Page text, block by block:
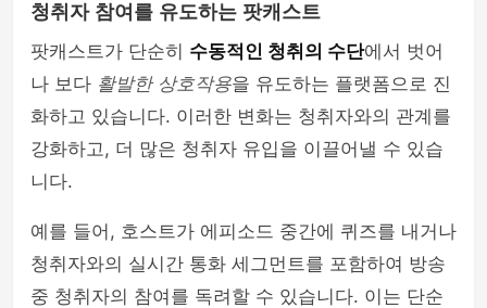
청취자 참여를 유도하는 팟캐스트
팟캐스트가 단순히 수동적인 청취의 수단에서 벗어
나 보다 활발한 상호작용을 유도하는 플랫폼으로 진
화하고 있습니다. 이러한 변화는 청취자와의 관계를
강화하고, 더 많은 청취자 유입을 이끌어낼 수 있습
니다.
예를 들어, 호스트가 에피소드 중간에 퀴즈를 내거나
청취자와의 실시간 통화 세그먼트를 포함하여 방송
중 청취자의 참여를 독려할 수 있습니다. 이는 단순